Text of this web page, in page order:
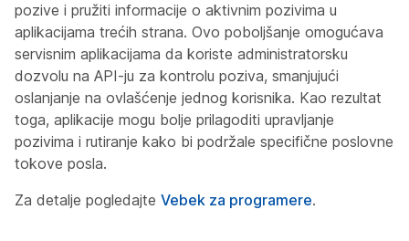
pozive i pružiti informacije o aktivnim pozivima u
aplikacijama trećih strana. Ovo poboljšanje omogućava
servisnim aplikacijama da koriste administratorsku
dozvolu na API-ju za kontrolu poziva, smanjujući
oslanjanje na ovlašćenje jednog korisnika. Kao rezultat
toga, aplikacije mogu bolje prilagoditi upravljanje
pozivima i rutiranje kako bi podržale specifične poslovne
tokove posla.
Za detalje pogledajte Vebek za programere.